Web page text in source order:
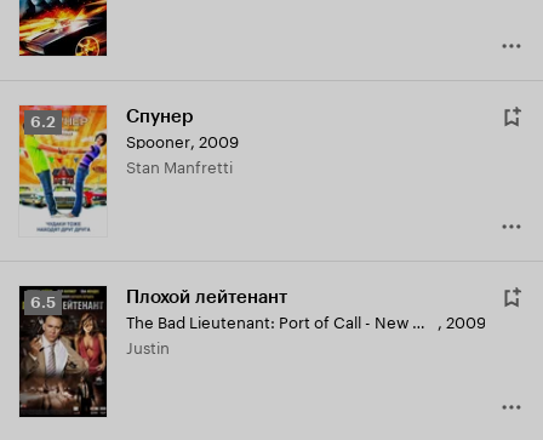
Рейтинг
Кинопоиска
6.2
6.2 Спунер
Spooner, 2009
Stan Manfretti
Рейтинг
Кинопоиска
6.5
6.5 Плохой лейтенант
The Bad Lieutenant: Port of Call - New Orleans , 2009
Justin